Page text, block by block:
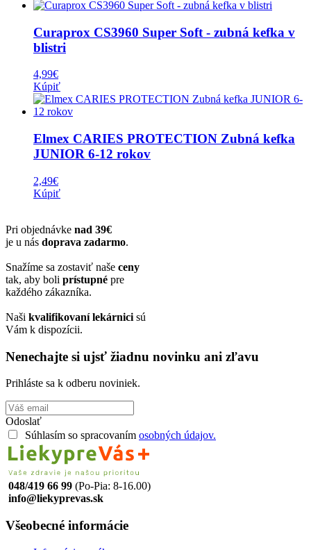
Curaprox CS3960 Super Soft - zubná kefka v
blistri
4,99€
Kúpiť
Elmex CARIES PROTECTION Zubná kefka
JUNIOR 6-12 rokov
2,49€
Kúpiť
Pri objednávke nad 39€
je u nás doprava zadarmo.
Snažíme sa zostaviť naše ceny
tak, aby boli prístupné pre
každého zákazníka.
Naši kvalifikovaní lekárnici sú
Vám k dispozícii.
Nenechajte si ujsť žiadnu novinku ani zľavu
Prihláste sa k odberu noviniek.
Odoslať
Súhlasím so spracovaním osobných údajov.
048/419 66 99 (Po-Pia: 8-16.00)
info@liekyprevas.sk
Všeobecné informácie